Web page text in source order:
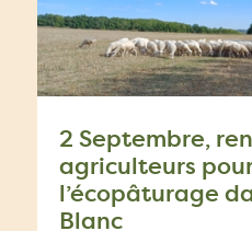
2 Septembre,
agriculteurs
l’écopâturage
Blanc